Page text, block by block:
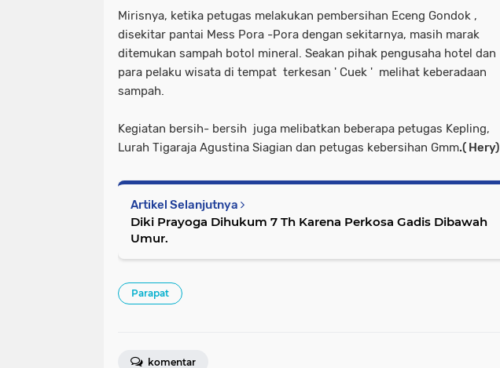
Mirisnya, ketika petugas melakukan pembersihan Eceng Gondok ,
disekitar pantai Mess Pora -Pora dengan sekitarnya, masih marak
ditemukan sampah botol mineral. Seakan pihak pengusaha hotel dan
para pelaku wisata di tempat terkesan ' Cuek ' melihat keberadaan
sampah.
Kegiatan bersih- bersih juga melibatkan beberapa petugas Kepling,
Lurah Tigaraja Agustina Siagian dan petugas kebersihan Gmm.( Hery)
Artikel Selanjutnya
Diki Prayoga Dihukum 7 Th Karena Perkosa Gadis Dibawah
Umur.
Parapat
komentar